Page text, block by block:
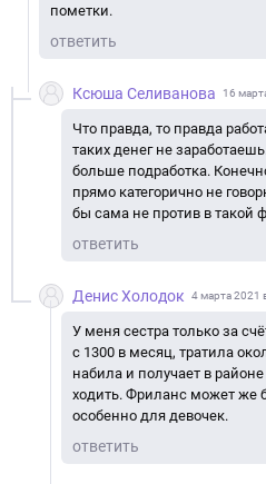
пометки.
ответить
Ксюша Селиванова 16
Что правда, то правда
таких денег не
больше подработка.
прямо категорично не
бы сама не против в такой
ответить
Денис Холодок 4 марта 2021
У меня сестра только за
с 1300 в месяц, тратила
набила и получает в
ходить. Фриланс может же
особенно для девочек.
ответить